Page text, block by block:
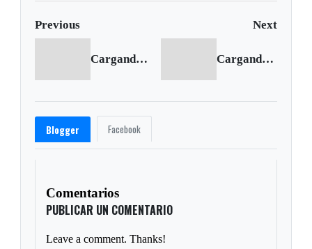
Previous Next
Cargando anterior... Cargando siguiente...
Blogger Facebook
Comentarios
PUBLICAR UN COMENTARIO
Leave a comment. Thanks!